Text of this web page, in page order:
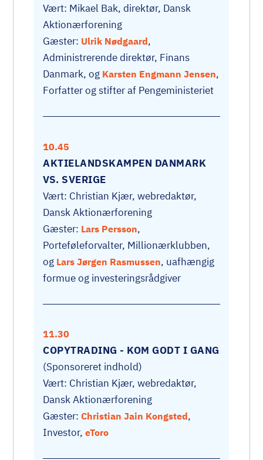
Vært: Mikael Bak, direktør, Dansk
Aktionærforening
Gæster: Ulrik Nødgaard,
Administrerende direktør, Finans
Danmark, og Karsten Engmann Jensen,
Forfatter og stifter af Pengeministeriet
10.45
AKTIELANDSKAMPEN DANMARK
VS. SVERIGE
Vært: Christian Kjær, webredaktør,
Dansk Aktionærforening
Gæster: Lars Persson,
Porteføleforvalter, Millionærklubben,
og Lars Jørgen Rasmussen, uafhængig
formue og investeringsrådgiver
11.30
COPYTRADING - KOM GODT I GANG
(Sponsoreret indhold)
Vært: Christian Kjær, webredaktør,
Dansk Aktionærforening
Gæster:Christian Jain Kongsted,
Investor,eToro